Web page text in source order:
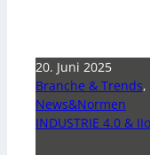
20. Juni 2025
Branche & Trends,
News&Normen
INDUSTRIE 4.0 &